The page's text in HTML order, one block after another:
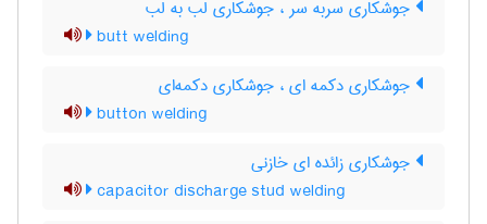
جوشکاری سربه سر ، جوشکاری لب به لب
butt welding
جوشکاری دکمه ای ، جوشکاری دکمه‌ای
button welding
جوشکاری زائده ای خازنی
capacitor discharge stud welding